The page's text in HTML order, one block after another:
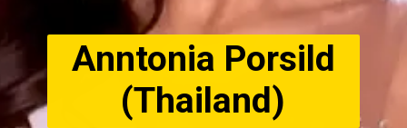
Anntonia Porsild
(Thailand)